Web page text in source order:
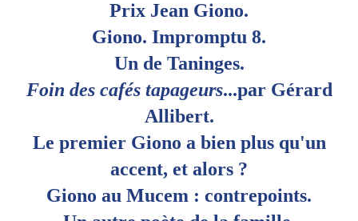
Prix Jean Giono.
Giono. Impromptu 8.
Un de Taninges.
Foin des cafés tapageurs...par Gérard
Allibert.
Le premier Giono a bien plus qu'un
accent, et alors ?
Giono au Mucem : contrepoints.